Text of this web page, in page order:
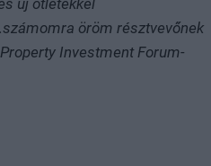
öröm résztvevőnek
Investment Forum-